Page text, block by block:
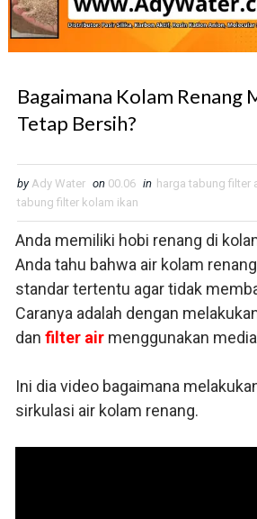
Bagaimana Kolam Renang
Tetap Bersih?
by Ady Water on 00.06 in harga tabung filter
tabung filter kolam ikan
Anda memiliki hobi renang di
Anda tahu bahwa air kolam
standar tertentu agar tidak
Caranya adalah dengan
dan filter airmenggunakan
Ini dia video bagaimana
sirkulasi air kolam renang.